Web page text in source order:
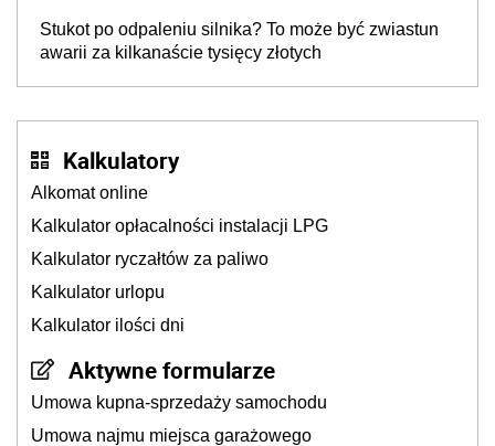
Stukot po odpaleniu silnika? To może być zwiastun
awarii za kilkanaście tysięcy złotych
Kalkulatory
Alkomat online
Kalkulator opłacalności instalacji LPG
Kalkulator ryczałtów za paliwo
Kalkulator urlopu
Kalkulator ilości dni
Aktywne formularze
Umowa kupna-sprzedaży samochodu
Umowa najmu miejsca garażowego